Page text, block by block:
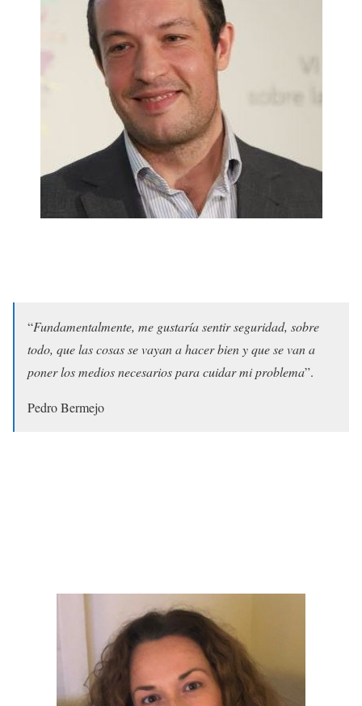
“Fundamentalmente, me gustaría sentir seguridad, sobre
todo, que las cosas se vayan a hacer bien y que se van a
poner los medios necesarios para cuidar mi problema”.
Pedro Bermejo